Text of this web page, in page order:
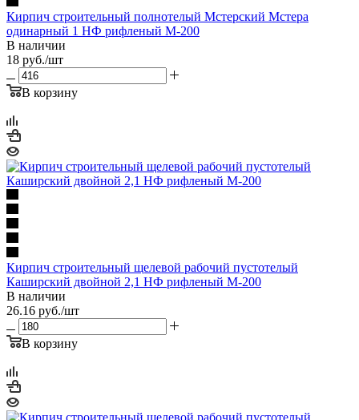
Кирпич строительный полнотелый Мстерский Мстера
одинарный 1 НФ рифленый М-200
В наличии
18 руб./шт
В корзину
Кирпич строительный щелевой рабочий пустотелый
Каширский двойной 2,1 НФ рифленый М-200
В наличии
26.16 руб./шт
В корзину